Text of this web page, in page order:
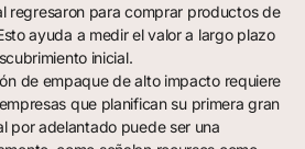
regresaron para comprar productos de
ayuda a medir el valor a largo plazo
inicial.
de empaque de alto impacto requiere
que planifican su primera gran
por adelantado puede ser una